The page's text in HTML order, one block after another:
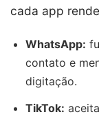
cada app
WhatsApp:
contato e
digitação.
TikTok: